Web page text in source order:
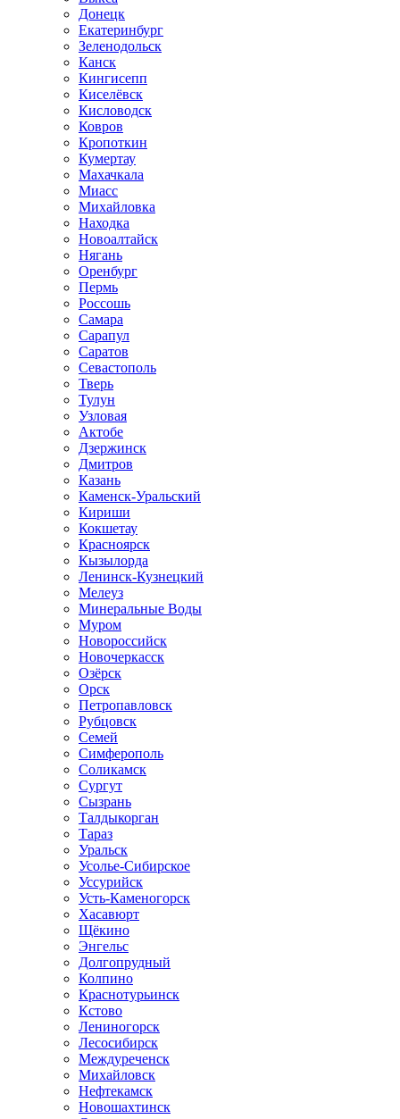
Донецк
Екатеринбург
Зеленодольск
Канск
Кингисепп
Киселёвск
Кисловодск
Ковров
Кропоткин
Кумертау
Махачкала
Миасс
Михайловка
Находка
Новоалтайск
Нягань
Оренбург
Пермь
Россошь
Самара
Сарапул
Саратов
Севастополь
Тверь
Тулун
Узловая
Актобе
Дзержинск
Дмитров
Казань
Каменск-Уральский
Кириши
Кокшетау
Красноярск
Кызылорда
Ленинск-Кузнецкий
Мелеуз
Минеральные Воды
Муром
Новороссийск
Новочеркасск
Озёрск
Орск
Петропавловск
Рубцовск
Семей
Симферополь
Соликамск
Сургут
Сызрань
Талдыкорган
Тараз
Уральск
Усолье-Сибирское
Уссурийск
Усть-Каменогорск
Хасавюрт
Щёкино
Энгельс
Долгопрудный
Колпино
Краснотурьинск
Кстово
Лениногорск
Лесосибирск
Междуреченск
Михайловск
Нефтекамск
Новошахтинск